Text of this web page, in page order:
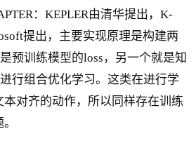
：KEPLER由清华提出，K-
提出，主要实现原理是构建两
预训练模型的loss，另一个就是知
行组合优化学习。这类在进行学
本对齐的动作，所以同样存在训练